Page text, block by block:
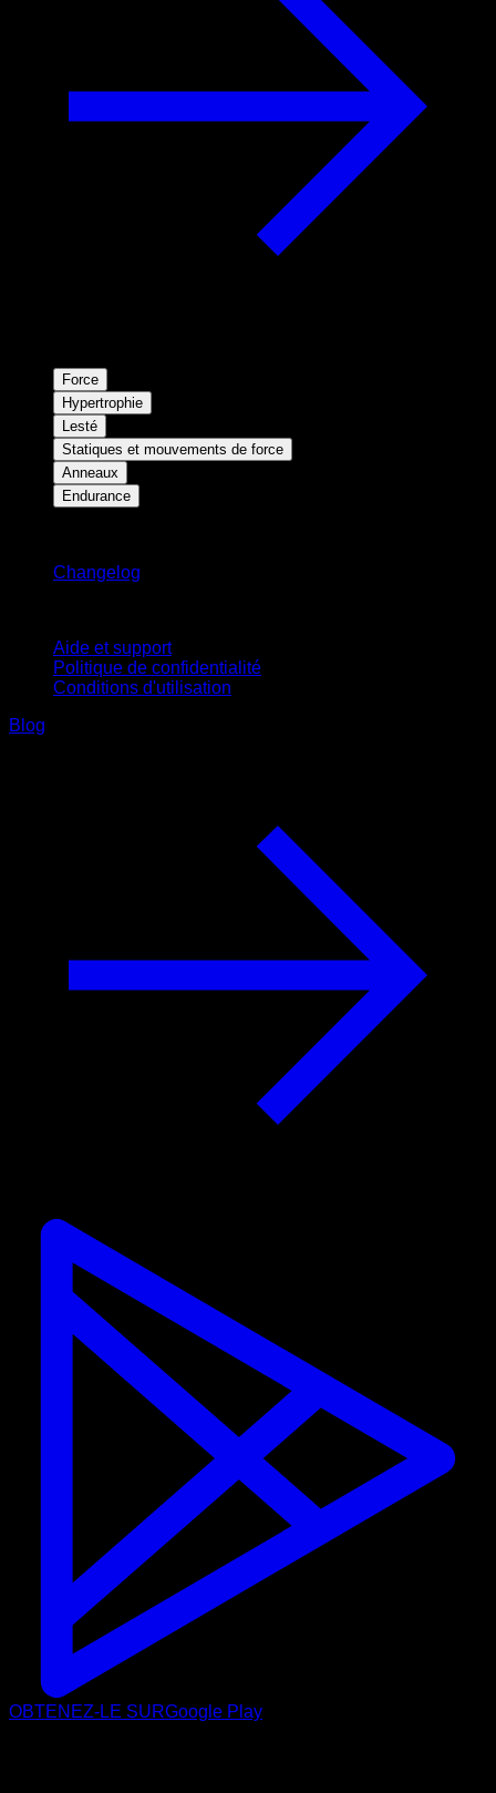
Force
Hypertrophie
Lesté
Statiques et mouvements de force
Anneaux
Endurance
Changelog
Aide et support
Politique de confidentialité
Conditions d'utilisation
Blog
OBTENEZ-LE SURGoogle Play